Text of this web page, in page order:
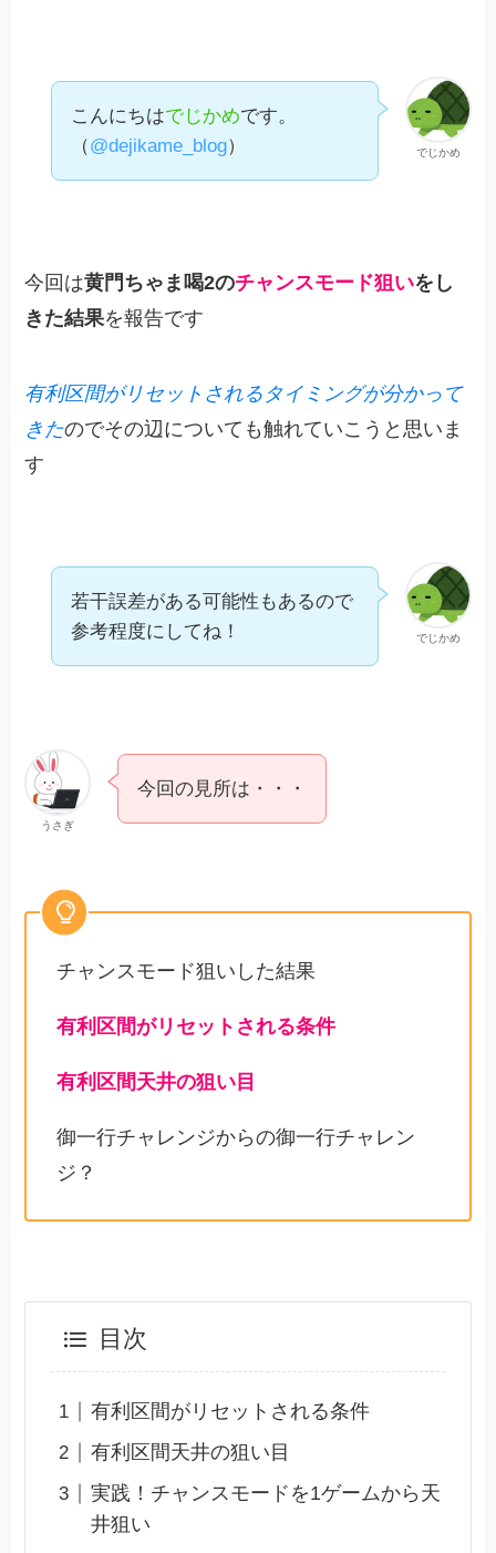
でじかめ
こんにちはでじかめです。
（@dejikame_blog）
今回は黄門ちゃま喝2のチャンスモード狙いをし
きた結果を報告です
有利区間がリセットされるタイミングが分かって
きたのでその辺についても触れていこうと思いま
す
でじかめ
若干誤差がある可能性もあるので
参考程度にしてね！
うさぎ
今回の見所は・・・
チャンスモード狙いした結果
有利区間がリセットされる条件
有利区間天井の狙い目
御一行チャレンジからの御一行チャレン
ジ？
目次
有利区間がリセットされる条件
有利区間天井の狙い目
実践！チャンスモードを1ゲームから天
井狙い